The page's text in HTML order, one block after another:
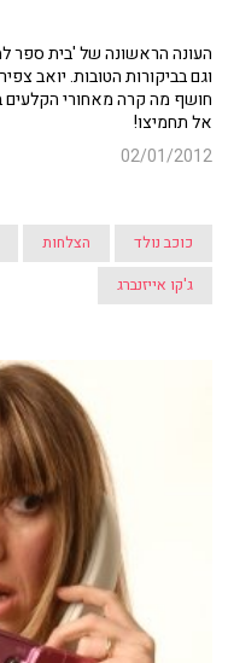
העונה הראשונה של 'בית ספר
וגם בביקורות הטובות. יואב
חושף מה קרה מאחורי הקלעים
אל תחמיצו!
02/01/2012
כוכב נולד הצלחות
ג'קו אייזנברג